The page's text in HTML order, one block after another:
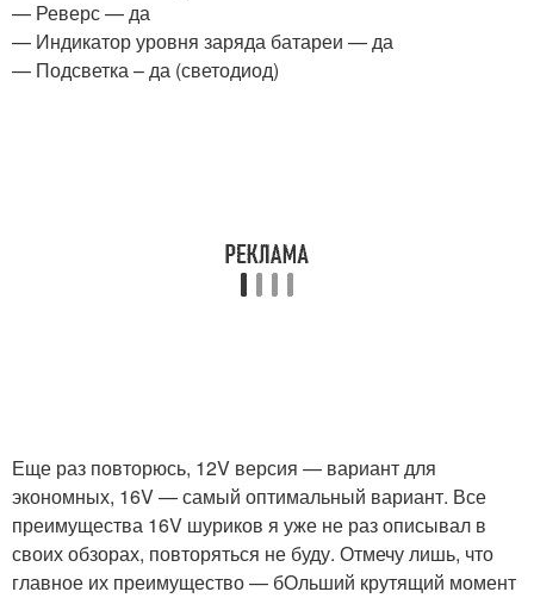
— Реверс — да
— Индикатор уровня заряда батареи — да
— Подсветка – да (светодиод)
Еще раз повторюсь, 12V версия — вариант для
экономных, 16V — самый оптимальный вариант. Все
преимущества 16V шуриков я уже не раз описывал в
своих обзорах, повторяться не буду. Отмечу лишь, что
главное их преимущество — бОльший крутящий момент